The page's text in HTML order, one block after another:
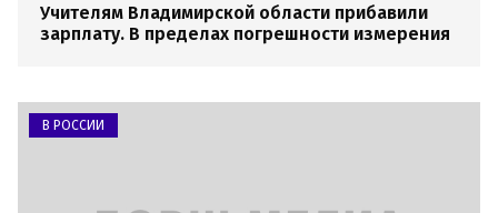
Учителям Владимирской области прибавили
зарплату. В пределах погрешности измерения
В РОССИИ